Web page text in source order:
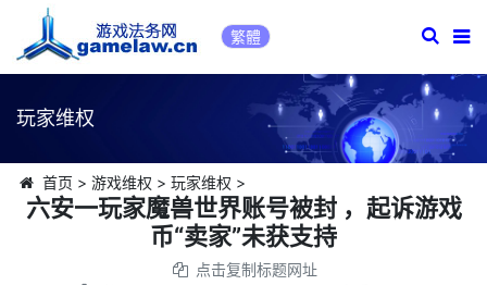
繁體
玩家维权
首页 > 游戏维权 > 玩家维权 >
六安一玩家魔兽世界账号被封 ，起诉游戏
币“卖家”未获支持
点击复制标题网址